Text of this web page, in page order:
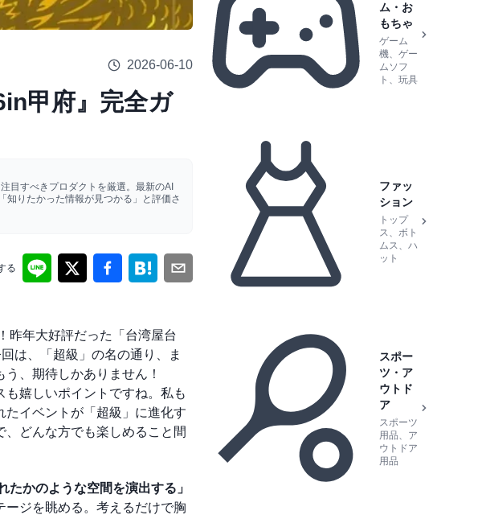
2026-06-10
甲府』完全ガ
目すべきプロダクトを厳選。最新のAI
知りたかった情報が見つかる」と評価さ
る
昨年大好評だった「台湾屋台
は、「超級」の名の通り、ま
、期待しかありません！
嬉しいポイントですね。私も
イベントが「超級」に進化す
どんな方でも楽しめること間
たかのような空間を演出する」
ジを眺める。考えるだけで胸
ム・お
もちゃ
ゲーム
機、ゲー
ムソフ
ト、玩具
ファッ
ション
トップ
ス、ボト
ムス、ハ
ット
スポー
ツ・ア
ウトド
ア
スポーツ
用品、ア
ウトドア
用品